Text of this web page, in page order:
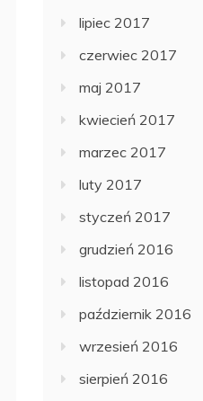
lipiec 2017
czerwiec 2017
maj 2017
kwiecień 2017
marzec 2017
luty 2017
styczeń 2017
grudzień 2016
listopad 2016
październik 2016
wrzesień 2016
sierpień 2016